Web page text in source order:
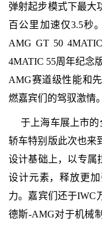
弹射起步模式下最大
百公里加速仅3.5
AMG GT 50
4MATIC 55周年纪念
AMG赛道级性能和
燃嘉宾们的驾驭激情。
于上海车展上市的
轿车特别版此次也来
设计基础上，以专属
设计元素，释放更
力。嘉宾们还于IWC
德斯-AMG对于机械